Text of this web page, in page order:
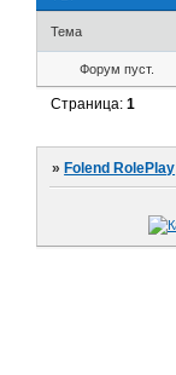
Тема
Форум пуст.
Страница:1
»Folend RolePlay